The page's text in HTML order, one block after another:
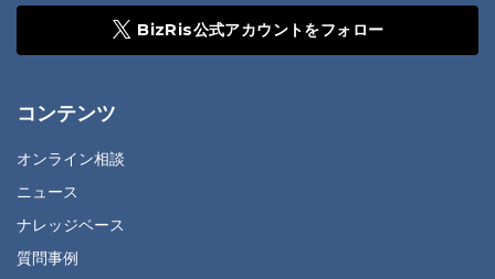
BizRis公式アカウントをフォロー
コンテンツ
オンライン相談
ニュース
ナレッジベース
質問事例